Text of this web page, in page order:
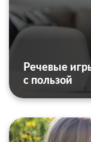
Речевые
с пользой